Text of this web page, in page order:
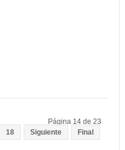
Página 14 de 23
18 Siguiente Final